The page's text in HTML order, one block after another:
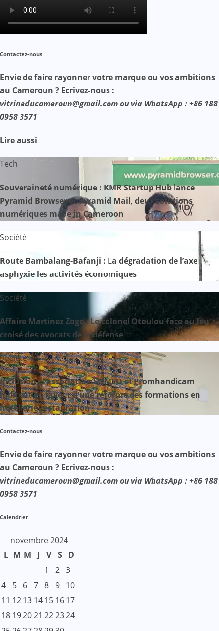
Contactez-nous
Envie de faire rayonner votre marque ou vos ambitions
au Cameroun ? Ecrivez-nous :
vitrineducameroun@gmail.com ou via WhatsApp : +86 188
0958 3571
Lire aussi
Tech
Souveraineté numérique : KMR Startup Hub lance
Pyramid Browser et Pyramid Mail, deux solutions
numériques made in Cameroon
Société
Route Bambalang-Bafanji : La dégradation de l’axe
asphyxie les activités économiques
Société
Affaire Martinez Zogo : Le colonel Otoulou face au feu
croisé des avocats de la défense
Société
Inclusion : l’association SOMSO et Promhandicam
militent en faveur d’une réforme des formations en
hôtellerie-restauration
Contactez-nous
Envie de faire rayonner votre marque ou vos ambitions
au Cameroun ? Ecrivez-nous :
vitrineducameroun@gmail.com ou via WhatsApp : +86 188
0958 3571
Calendrier
novembre 2024
L M M J V S
D
1
2 3
4
5 6 7 8 9
10
11 12 13 14 15 16 17
18 192021 222324